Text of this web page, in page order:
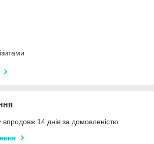
14 днів за домовленістю